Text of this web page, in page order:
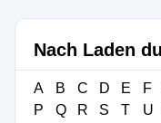
Nach Laden
A B C D E F
P
Q R S T U